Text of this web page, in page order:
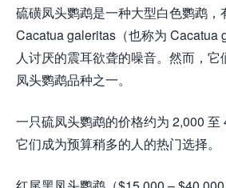
硫磺凤头鹦鹉是一种大型白色鹦鹉，
Cacatua galeritas（也称为 Cacatua
人讨厌的震耳欲聋的噪音。然而，
凤头鹦鹉品种之一。
一只硫凤头鹦鹉的价格约为 2,000 至
它们成为预算稍多的人的热门选择。